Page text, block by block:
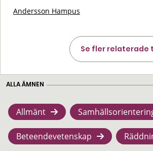
Andersson Hampus
Se fler relaterade
ALLA ÄMNEN
Allmänt
Beteendevetenskap